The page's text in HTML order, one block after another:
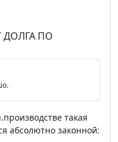
ДОЛГА ПО
такая
абсолютно законной: